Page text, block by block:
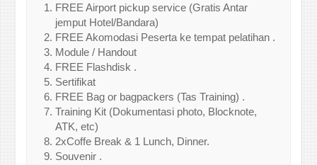
FREE Airport pickup service (Gratis Antar
jemput Hotel/Bandara)
FREE Akomodasi Peserta ke tempat pelatihan .
Module / Handout
FREE Flashdisk .
Sertifikat
FREE Bag or bagpackers (Tas Training) .
Training Kit (Dokumentasi photo, Blocknote,
ATK, etc)
2xCoffe Break & 1 Lunch, Dinner.
Souvenir .